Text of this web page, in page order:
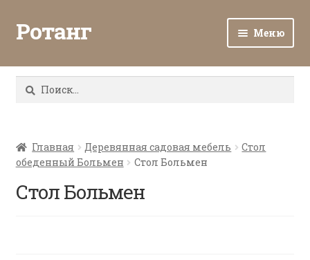
Ротанг Меню
Каталог
Все о ротанге
Найти:
Главная Деревянная садовая мебель
Стол
обеденный Больмен
Стол Больмен
Стол Больмен